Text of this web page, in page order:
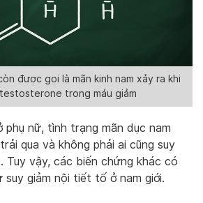
được gọi là mãn kinh nam xảy ra khi
trong máu giảm
phụ nữ, tình trạng mãn dục nam
qua và không phải ai cũng suy
Tuy vậy, các biến chứng khác có
suy giảm nội tiết tố ở nam giới.